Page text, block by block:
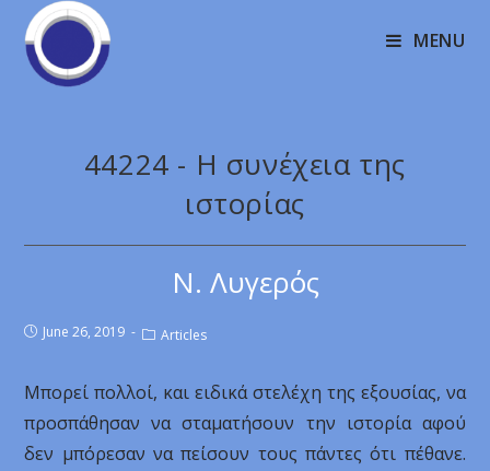
MENU
44224 - Η συνέχεια της
ιστορίας
Ν. Λυγερός
June 26, 2019 Articles
Μπορεί πολλοί, και ειδικά στελέχη της εξουσίας, να
προσπάθησαν να σταματήσουν την ιστορία αφού
δεν μπόρεσαν να πείσουν τους πάντες ότι πέθανε.